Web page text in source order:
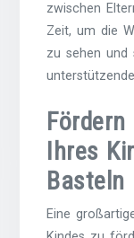
zwischen
Zeit, um die
zu sehen
Ihres
Basteln
Eine